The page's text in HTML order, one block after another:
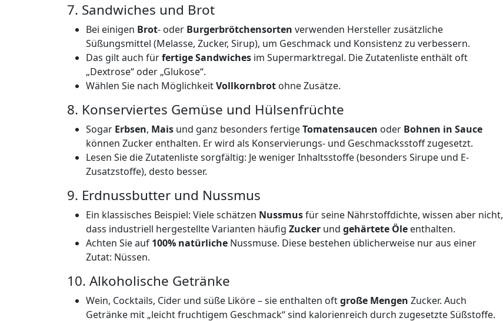
7. Sandwiches und Brot
Bei einigen Brot- oder Burgerbrötchensorten verwenden Hersteller zusätzliche
Süßungsmittel (Melasse, Zucker, Sirup), um Geschmack und Konsistenz zu verbessern.
Das gilt auch fürfertige Sandwiches im Supermarktregal. Die Zutatenliste enthält oft
„Dextrose“ oder „Glukose“.
Wählen Sie nach MöglichkeitVollkornbrot ohne Zusätze.
8. Konserviertes Gemüse und Hülsenfrüchte
Sogar Erbsen, Mais und ganz besonders fertigeTomatensaucen oder Bohnen in Sauce
können Zucker enthalten. Er wird als Konservierungs- und Geschmacksstoff zugesetzt.
Lesen Sie die Zutatenliste sorgfältig: Je weniger Inhaltsstoffe (besonders Sirupe und E-
Zusatzstoffe), desto besser.
9. Erdnussbutter und Nussmus
Ein klassisches Beispiel: Viele schätzen Nussmusfür seine Nährstoffdichte, wissen aber nicht,
dass industriell hergestellte Varianten häufig Zucker und gehärtete Öle enthalten.
Achten Sie auf 100% natürliche Nussmuse. Diese bestehen üblicherweise nur aus einer
Zutat: Nüssen.
10. Alkoholische Getränke
Wein, Cocktails, Cider und süße Liköre – sie enthalten oftgroße Mengen Zucker. Auch
Getränke mit „leicht fruchtigem Geschmack“ sind kalorienreich durch zugesetzte Süßstoffe.